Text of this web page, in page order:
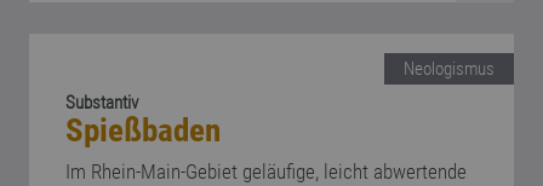
Neologismus
Substantiv
Spießbaden
Im Rhein-Main-Gebiet geläufige, leicht abwertende